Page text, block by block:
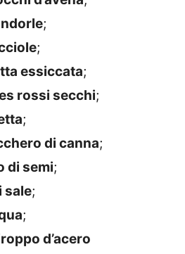
;
;
essiccata;
rossi secchi;
;
di canna;
di semi;
sale;
;
d’acero